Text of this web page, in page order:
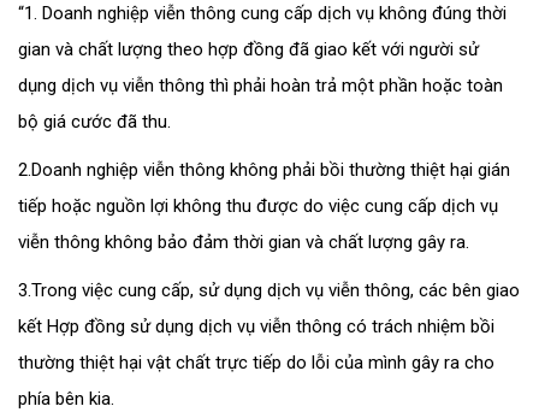
“1. Doanh nghiệp viễn thông cung cấp dịch vụ không đúng thời
gian và chất lượng theo hợp đồng đã giao kết với người sử
dụng dịch vụ viễn thông thì phải hoàn trả một phần hoặc toàn
bộ giá cước đã thu.
2.Doanh nghiệp viễn thông không phải bồi thường thiệt hại gián
tiếp hoặc nguồn lợi không thu được do việc cung cấp dịch vụ
viễn thông không bảo đảm thời gian và chất lượng gây ra.
3.Trong việc cung cấp, sử dụng dịch vụ viễn thông, các bên giao
kết Hợp đồng sử dụng dịch vụ viễn thông có trách nhiệm bồi
thường thiệt hại vật chất trực tiếp do lỗi của mình gây ra cho
phía bên kia.